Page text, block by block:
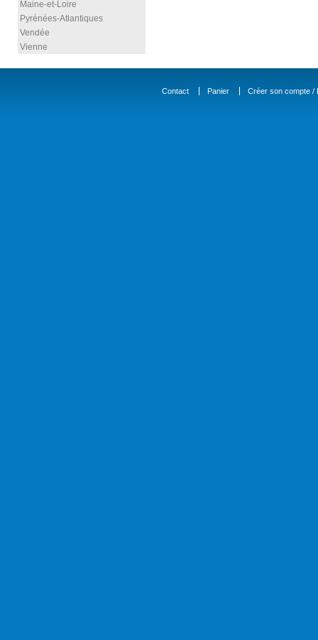
Maine-et-Loire
Pyrénées-Atlantiques
Vendée
Vienne
Contact Panier Créer son compte /